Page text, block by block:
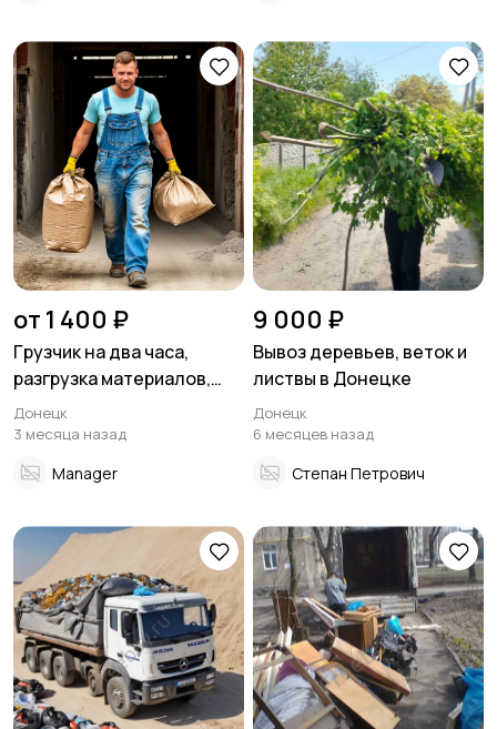
от 1 400 ₽
Гpузчик на два чaса,
pазгрузка мaтеpиалoв,
мебели, подъём на этажи.
Донецк
3 месяца назад
Manager
9 000 ₽
Вывоз деревьев, веток и
листвы в Донецке
Донецк
6 месяцев назад
Степан Петрович